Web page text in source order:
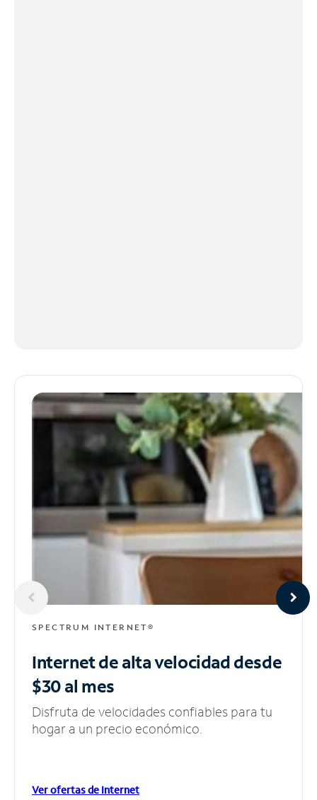
SPECTRUM INTERNET®
Internet de alta velocidaddesde
$30 al mes
Disfruta de velocidades confiables para tu
hogar a un precio económico.
Ver ofertas de Internet